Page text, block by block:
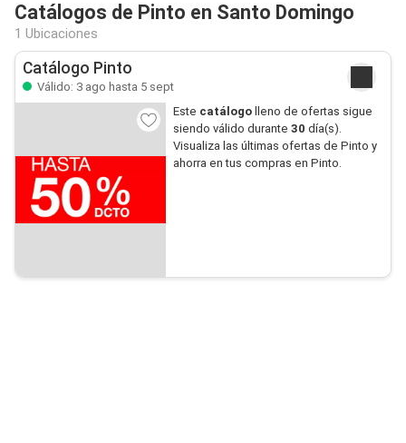
Catálogos de Pinto en Santo Domingo
1 Ubicaciones
Catálogo Pinto
Válido: 3 ago hasta 5 sept
Este catálogo lleno de ofertas sigue
siendo válido durante 30 día(s).
Visualiza las últimas ofertas de Pinto y
ahorra en tus compras en Pinto.